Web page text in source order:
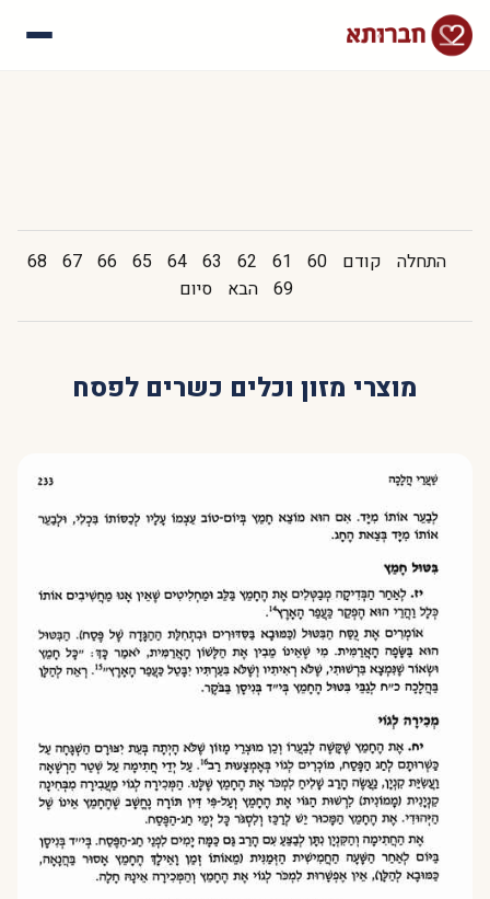
התחלה קודם 60
61
62
63
64
65
66
67
68
69 הבא סיום
מוצרי מזון וכלים כשרים לפסח